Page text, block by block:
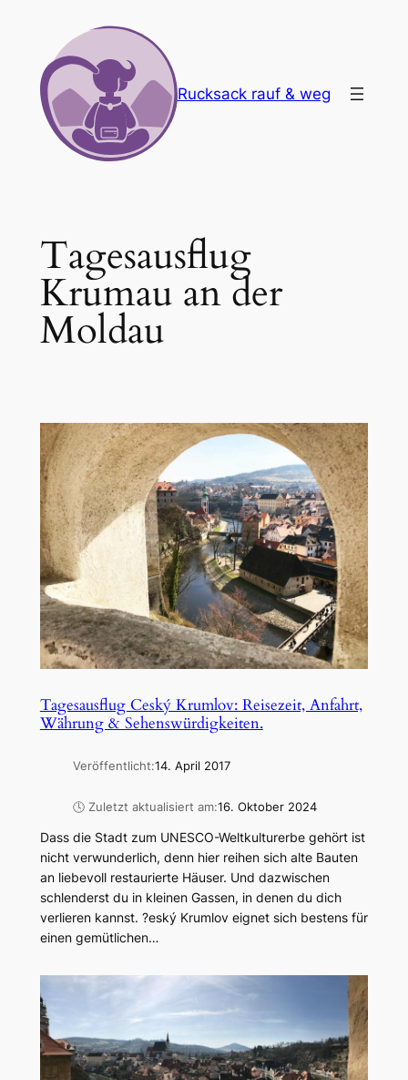
springen
Rucksack rauf & weg
Tagesausflug
Krumau an der
Moldau
Tagesausflug Ceský Krumlov: Reisezeit, Anfahrt,
Währung & Sehenswürdigkeiten.
Veröffentlicht:14. April 2017
🕓 Zuletzt aktualisiert am:16. Oktober 2024
Dass die Stadt zum UNESCO-Weltkulturerbe gehört ist
nicht verwunderlich, denn hier reihen sich alte Bauten
an liebevoll restaurierte Häuser. Und dazwischen
schlenderst du in kleinen Gassen, in denen du dich
verlieren kannst. ?eský Krumlov eignet sich bestens für
einen gemütlichen…